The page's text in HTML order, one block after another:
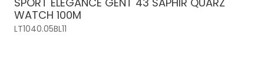
WATCH 100M
LT1040.05BL11